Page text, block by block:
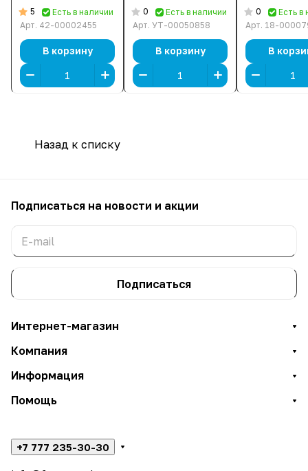
(NE7506TU19T1-
GB2061M) [16 ГБ,
HDMI, DisplayPort
(3 шт)]
5
Есть в наличии
Арт. 42-00002455
В корзину
GDDR7 OC Edition
(PRIME-RTX5060TI-
128 бит, HDMI,
DisplayPort (3 шт)
0
Есть в наличии
Арт. УТ-00050858
В корзину
CLASSIC
8S3CA) [8
HDMI,
(3 шт)]
0
Есть в
Арт. 18-
В
Назад к списку
Подписаться на новости и акции
Подписаться
Интернет-магазин
Компания
Информация
Помощь
+7 777 235-30-30